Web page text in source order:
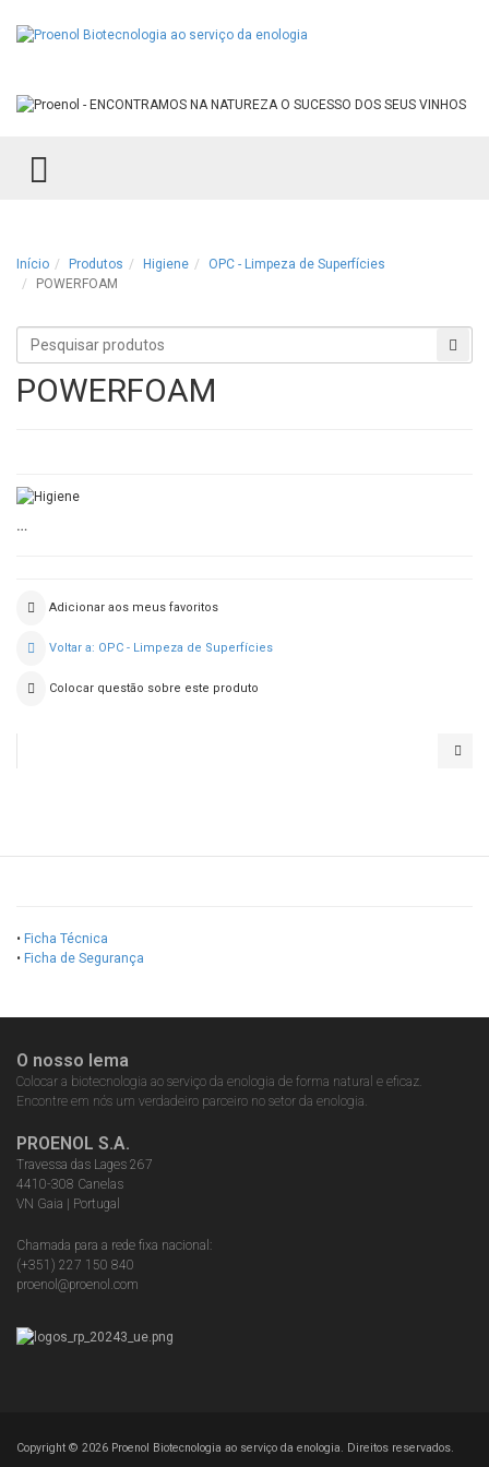
TOGGLE MENU
Início Produtos Higiene
OPC - Limpeza de Superfícies
POWERFOAM
Procurar
produtos
POWERFOAM
…
Adicionar aos meus favoritos
Voltar a: OPC - Limpeza de Superfícies
Colocar questão sobre este produto
• Ficha Técnica
• Ficha de Segurança
O nosso lema
Colocar a biotecnologia ao serviço da enologia de forma natural e eficaz.
Encontre em nós um verdadeiro parceiro no setor da enologia.
PROENOL S.A.
Travessa das Lages 267
4410-308 Canelas
VN Gaia | Portugal
Chamada para a rede fixa nacional:
(+351) 227 150 840
proenol@proenol.com
Copyright © 2026 Proenol Biotecnologia ao serviço da enologia. Direitos reservados.